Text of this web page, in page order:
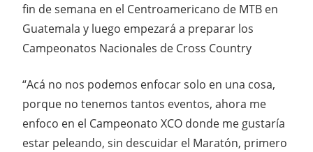
fin de semana en el Centroamericano de MTB en
Guatemala y luego empezará a preparar los
Campeonatos Nacionales de Cross Country
“Acá no nos podemos enfocar solo en una cosa,
porque no tenemos tantos eventos, ahora me
enfoco en el Campeonato XCO donde me gustaría
estar peleando, sin descuidar el Maratón, primero